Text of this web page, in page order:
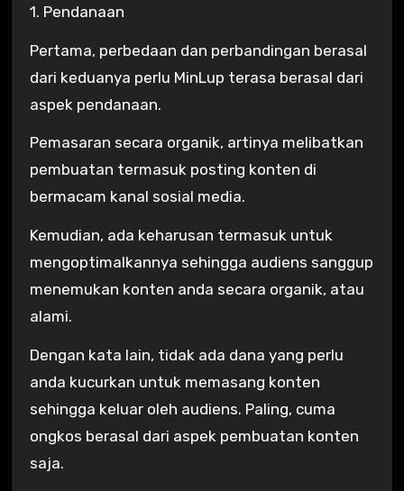
1. Pendanaan
Pertama, perbedaan dan perbandingan berasal
dari keduanya perlu MinLup terasa berasal dari
aspek pendanaan.
Pemasaran secara organik, artinya melibatkan
pembuatan termasuk posting konten di
bermacam kanal sosial media.
Kemudian, ada keharusan termasuk untuk
mengoptimalkannya sehingga audiens sanggup
menemukan konten anda secara organik, atau
alami.
Dengan kata lain, tidak ada dana yang perlu
anda kucurkan untuk memasang konten
sehingga keluar oleh audiens. Paling, cuma
ongkos berasal dari aspek pembuatan konten
saja.